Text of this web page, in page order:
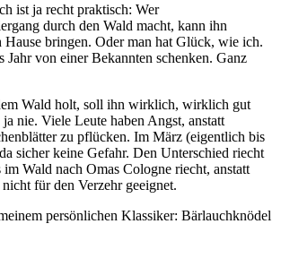
ist ja recht praktisch: Wer
durch den Wald macht, kann ihn
Hause bringen. Oder man hat Glück, wie ich.
Jahr von einer Bekannten schenken. Ganz
Wald holt, soll ihn wirklich, wirklich gut
nie. Viele Leute haben Angst, anstatt
zu pflücken. Im März (eigentlich bis
sicher keine Gefahr. Den Unterschied riecht
im Wald nach Omas Cologne riecht, anstatt
für den Verzehr geeignet.
persönlichen Klassiker: Bärlauchknödel